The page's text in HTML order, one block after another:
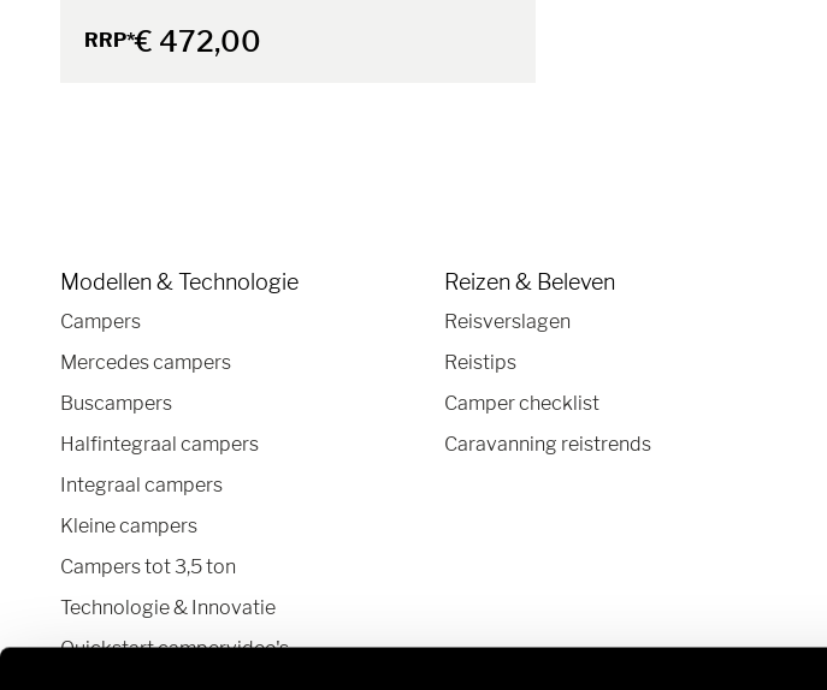
RRP*€ 472,00
Modellen & Technologie
Campers
Mercedes campers
Buscampers
Halfintegraal campers
Integraal campers
Kleine campers
Campers tot 3,5 ton
Technologie & Innovatie
Quickstart campervideo's
Reizen & Beleven
Reisverslagen
Reistips
Camper checklist
Caravanning reistrends